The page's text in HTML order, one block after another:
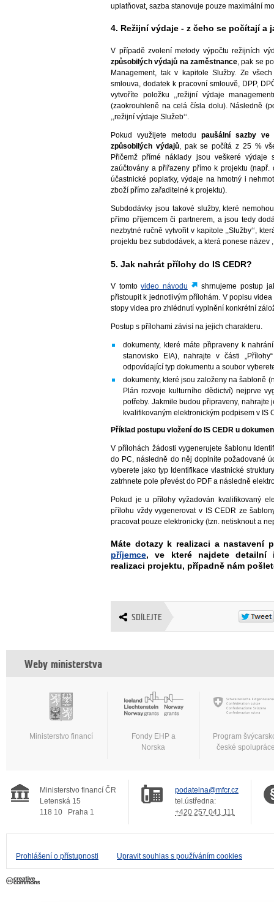
uplatňovat, sazba stanovuje pouze maximální
4. Režijní výdaje - z čeho se počítají a
V případě zvolení metody výpočtu režijních
způsobilých výdajů na zaměstnance, pak se
Management, tak v kapitole Služby. Ze
smlouva, dodatek k pracovní smlouvě, DPP,
vytvoříte položku ,,režijní výdaje
(zaokrouhleně na celá čísla dolu). Následně
,,režijní výdaje Služeb‘‘.
Pokud využijete metodupaušální sazby
způsobilých výdajů, pak se počítá z 25 %
Přičemž přímé náklady jsou veškeré
zaúčtovány a přiřazeny přímo k projektu
účastnické poplatky, výdaje na hmotný i
zboží přímo zařaditelné k projektu).
Subdodávky jsou takové služby, které
přímo příjemcem či partnerem, a jsou tedy
nezbytné ručně vytvořit v kapitole ,,Služby‘‘,
projektu bez subdodávek, a která ponese název
5. Jak nahrát přílohy do IS CEDR?
V tomtovideo návodu
shrnujeme postup
přistoupit k jednotlivým přílohám. V popisu
stopy videa pro zhlédnutí vyplnění konkrétní
Postup s přílohami závisí na jejich charakteru.
dokumenty, které máte připraveny k
stanovisko EIA), nahrajte v části
odpovídající typ dokumentu a soubor
dokumenty, které jsou založeny na šabloně
Plán rozvoje kulturního dědictví) nejprve
potřeby. Jakmile budou připraveny,
kvalifikovaným elektronickým podpisem v IS
Příklad postupu vložení do IS CEDR u
V přílohách žádosti vygenerujete šablonu
do PC, následně do něj doplníte požadované
vyberete jako typ Identifikace vlastnické
zatrhnete pole převést do PDF a následně
Pokud je u přílohy vyžadován kvalifikovaný
přílohu vždy vygenerovat v IS CEDR ze
pracovat pouze elektronicky (tzn. netisknout a
Máte dotazy k realizaci a nastavení
příjemce, ve které najdete detailní
realizaci projektu, případně nám
SDÍLEJTE
Weby ministerstva
Ministerstvo financí
Fondy EHP a
Norska
Program
české
Ministerstvo financí ČR
Letenská 15
118 10
Praha 1
podatelna@mfcr.cz
tel.ústředna:
+420 257 041 111
Prohlášení o přístupnosti Upravit souhlas s používáním cookies